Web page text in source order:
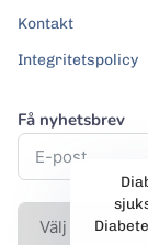
Kontakt
Integritetspolicy
Få nyhetsbrev